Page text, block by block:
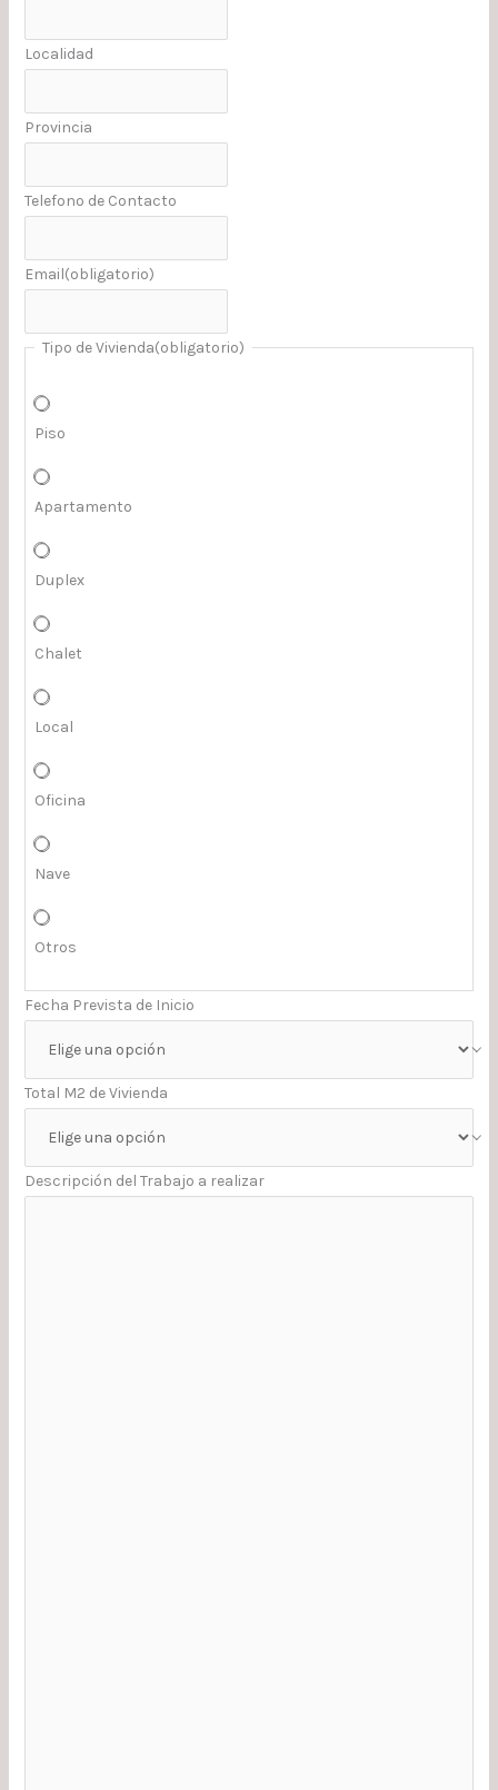
Localidad
Provincia
Telefono de Contacto
Email(obligatorio)
Tipo de Vivienda(obligatorio)
Piso
Apartamento
Duplex
Chalet
Local
Oficina
Nave
Otros
Fecha Prevista de Inicio
Total M2 de Vivienda
Descripción del Trabajo a realizar